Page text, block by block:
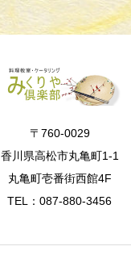
〒760-0029
香川県高松市丸亀町1-1
丸亀町壱番街西館4F
TEL：087-880-3456